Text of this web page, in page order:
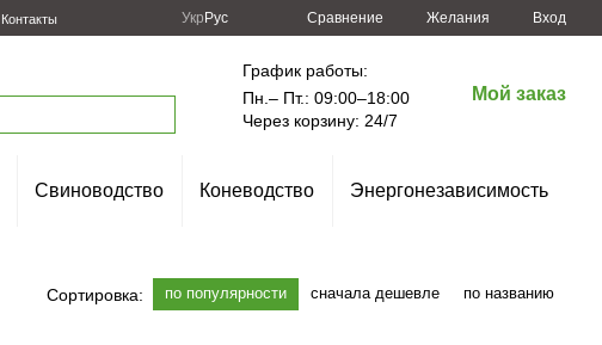
Контакты Укр Рус Сравнение Желания Вход
График работы:
Пн.– Пт.: 09:00–18:00
Через корзину: 24/7
Мой заказ
Свиноводство Коневодство Энергонезависимость
Сортировка: по популярности сначала дешевле по названию